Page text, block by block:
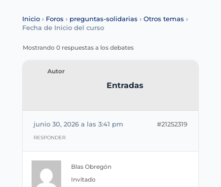
Inicio › Foros › preguntas-solidarias › Otros temas ›
Fecha de Inicio del curso
Mostrando 0 respuestas a los debates
Autor
Entradas
junio 30, 2026 a las 3:41 pm #21252319
RESPONDER
Blas Obregón
Invitado